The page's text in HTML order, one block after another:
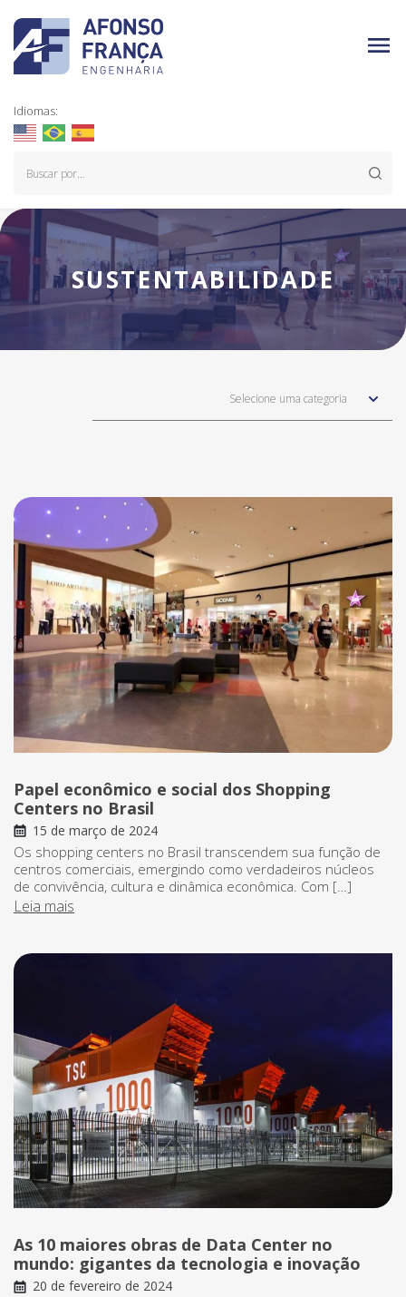
Idiomas:
SUSTENTABILIDADE
Selecione uma categoria
Papel econômico e social dos Shopping
Centers no Brasil
15 de março de 2024
Os shopping centers no Brasil transcendem sua função de
centros comerciais, emergindo como verdadeiros núcleos
de convivência, cultura e dinâmica econômica. Com […]
Leia mais
As 10 maiores obras de Data Center no
mundo: gigantes da tecnologia e inovação
20 de fevereiro de 2024